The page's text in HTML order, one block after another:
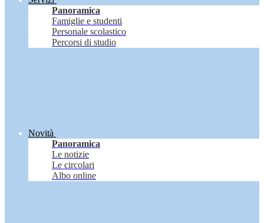
Panoramica
Famiglie e studenti
Personale scolastico
Percorsi di studio
Novità
Panoramica
Le notizie
Le circolari
Albo online